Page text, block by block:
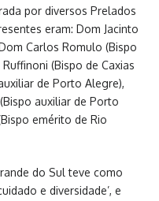
por diversos Prelados
eram: Dom Jacinto
Carlos Romulo (Bispo
(Bispo de Caxias
de Porto Alegre),
auxiliar de Porto
emérito de Rio
do Sul teve como
e diversidade’, e